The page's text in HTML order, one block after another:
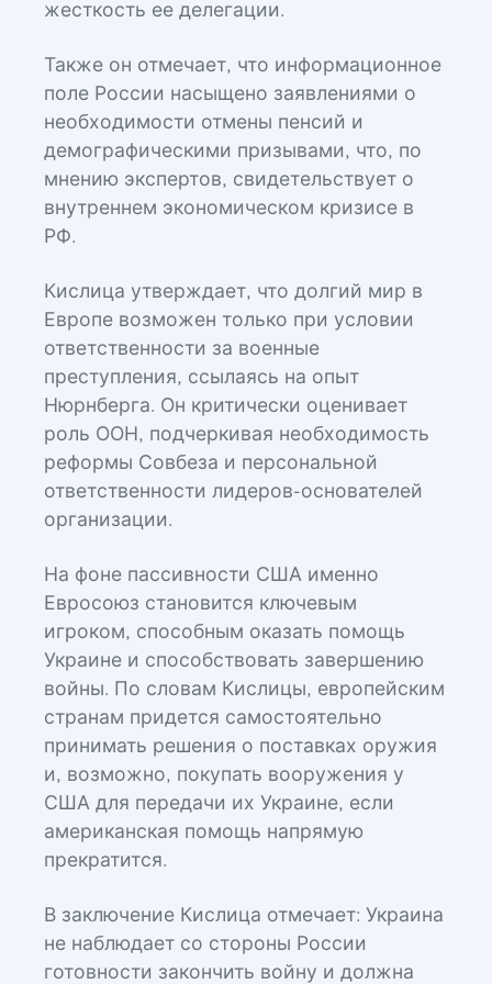
жесткость ее делегации.
Также он отмечает, что информационное
поле России насыщено заявлениями о
необходимости отмены пенсий и
демографическими призывами, что, по
мнению экспертов, свидетельствует о
внутреннем экономическом кризисе в
РФ.
Кислица утверждает, что долгий мир в
Европе возможен только при условии
ответственности за военные
преступления, ссылаясь на опыт
Нюрнберга. Он критически оценивает
роль ООН, подчеркивая необходимость
реформы Совбеза и персональной
ответственности лидеров-основателей
организации.
На фоне пассивности США именно
Евросоюз становится ключевым
игроком, способным оказать помощь
Украине и способствовать завершению
войны. По словам Кислицы, европейским
странам придется самостоятельно
принимать решения о поставках оружия
и, возможно, покупать вооружения у
США для передачи их Украине, если
американская помощь напрямую
прекратится.
В заключение Кислица отмечает: Украина
не наблюдает со стороны России
готовности закончить войну и должна